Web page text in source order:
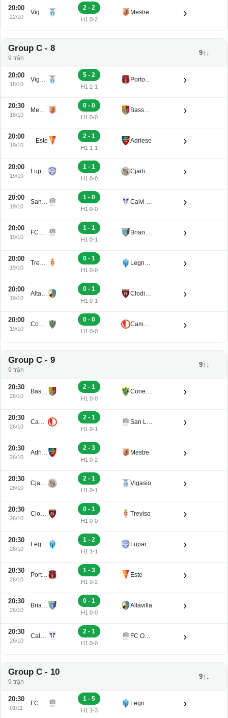
20:00
22/10
Vigasio
2 - 2
H1 0-2
Mestre ›
Group C - 8
9 trận
9↑↓
20:00
18/10
Vigasio
5 - 2
H1 2-1
Portogruaro ›
20:30
18/10
Mestre
0 - 0
H1 0-0
Bassano Virtus ›
20:00
19/10
Este
2 - 1
H1 1-1
Adriese ›
20:00
19/10
Luparense
1 - 1
H1 0-0
Cjarlins Muzane ›
20:00
19/10
San Luigi
1 - 0
H1 0-0
Calvi Noale ›
20:00
19/10
FC Obermais
1 - 1
H1 0-1
Brian Lignano ›
20:00
19/10
Treviso
0 - 1
H1 0-0
Legnago Salus ›
20:00
19/10
Altavilla
0 - 1
H1 0-1
Clodiense ›
20:00
19/10
Conegliano
0 - 0
H1 0-0
Campodarsego ›
Group C - 9
9 trận
9↑↓
20:30
26/10
Bassano Virtus
2 - 1
H1 0-0
Conegliano ›
20:30
26/10
Campodarsego
2 - 1
H1 0-1
San Luigi ›
20:30
26/10
Adriese
2 - 3
H1 0-2
Mestre ›
20:30
26/10
Cjarlins Muzane
2 - 1
H1 0-1
Vigasio ›
20:30
26/10
Clodiense
0 - 1
H1 0-0
Treviso ›
20:30
26/10
Legnago Salus
1 - 2
H1 1-1
Luparense ›
20:30
26/10
Portogruaro
1 - 3
H1 0-2
Este ›
20:30
26/10
Brian Lignano
0 - 1
H1 0-0
Altavilla ›
20:30
26/10
Calvi Noale
2 - 1
H1 0-0
FC Obermais ›
Group C - 10
9 trận
9↑↓
20:30
01/11
FC Obermais
1 - 5
H1 1-3
Legnago Salus ›